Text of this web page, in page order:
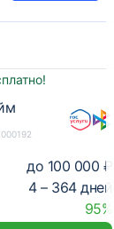
до 100 000 ₽
4 – 364 дней
95%